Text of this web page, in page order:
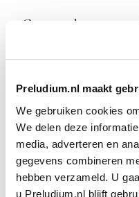
Preludium.nl maakt
We gebruiken cookies
We delen deze
media, adverteren en
gegevens combineren
hebben verzameld. U
u Preludium.nl blijft
Geen resultaten